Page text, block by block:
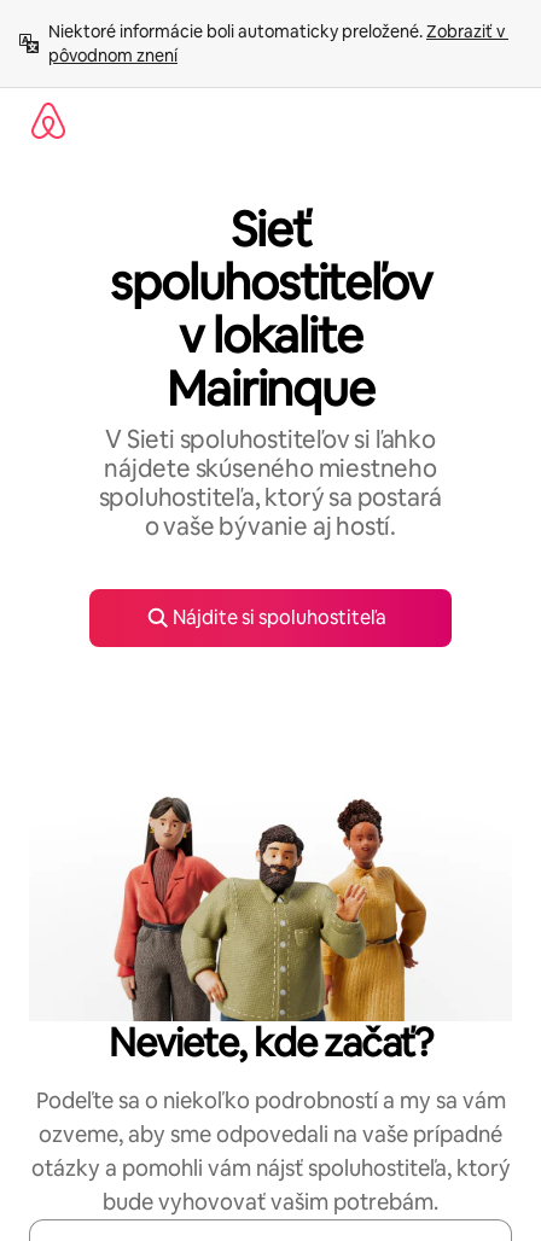
obsah.
Niektoré informácie boli automaticky preložené. Zobraziť v
pôvodnom znení
Sieť
spoluhostiteľov
v lokalite
Mairinque
V Sieti spoluhostiteľov si ľahko
nájdete skúseného miestneho
spoluhostiteľa, ktorý sa postará
o vaše bývanie aj hostí.
Nájdite si spoluhostiteľa
Neviete, kde začať?
Podeľte sa o niekoľko podrobností a my sa vám
ozveme, aby sme odpovedali na vaše prípadné
otázky a pomohli vám nájsť spoluhostiteľa, ktorý
bude vyhovovať vašim potrebám.